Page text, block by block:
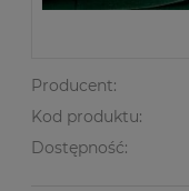
Producent:
Kod produktu:
Dostępność: